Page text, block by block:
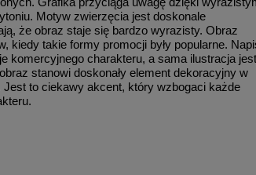
Motyw zwierzęcia jest doskonale
że obraz staje się bardzo wyrazisty. Obraz
kiedy takie formy promocji były popularne.
komercyjnego charakteru, a sama ilustracja jest
stanowi doskonały element dekoracyjny w
to ciekawy akcent, który wzbogaci każde